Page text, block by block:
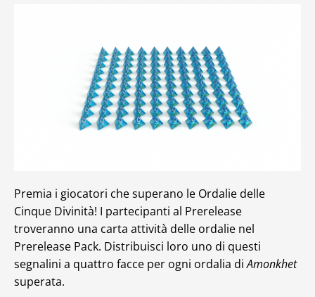
Premia i giocatori che superano le Ordalie delle
Cinque Divinità! I partecipanti al Prerelease
troveranno una carta attività delle ordalie nel
Prerelease Pack. Distribuisci loro uno di questi
segnalini a quattro facce per ogni ordalia diAmonkhet
superata.